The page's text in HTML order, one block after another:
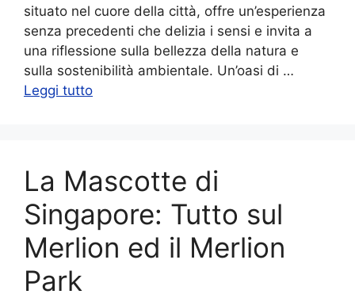
situato nel cuore della città, offre un’esperienza
senza precedenti che delizia i sensi e invita a
una riflessione sulla bellezza della natura e
sulla sostenibilità ambientale. Un’oasi di …
Leggi tutto
La Mascotte di
Singapore: Tutto sul
Merlion ed il Merlion
Park